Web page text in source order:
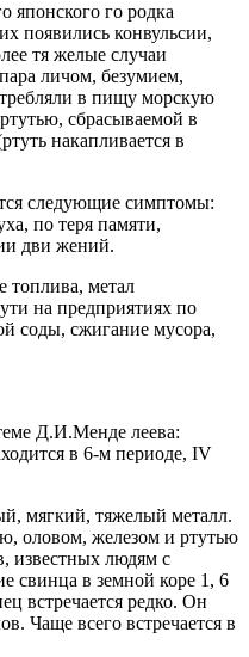
японского го родка
появились конвульсии,
тя желые случаи
личом, безумием,
в пищу морскую
сбрасываемой в
накапливается в
следующие симптомы:
по теря памяти,
дви жений.
топлива, метал
на предприятиях по
соды, сжигание мусора,
Д.И.Менде леева:
в 6-м периоде, IV
мягкий, тяжелый металл.
оловом, железом и ртутью
известных людям с
свинца в земной коре 1, 6
встречается редко. Он
Чаще всего встречается в